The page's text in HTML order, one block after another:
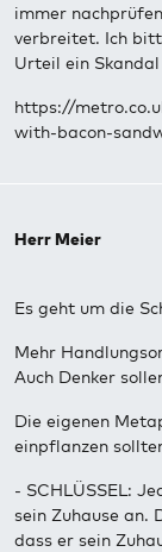
immer
verbreitet. Ich
Urteil ein
https://
with-bacon-
Herr Meier
Es geht um die
Mehr
Auch Denker
Die eigenen
einpflanzen
- SCHLÜSSEL:
sein Zuhause an.
dass er sein